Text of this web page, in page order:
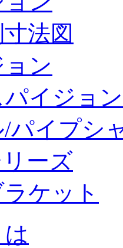
法図
ン
イジョン
パイプシ
ーズ
ケット